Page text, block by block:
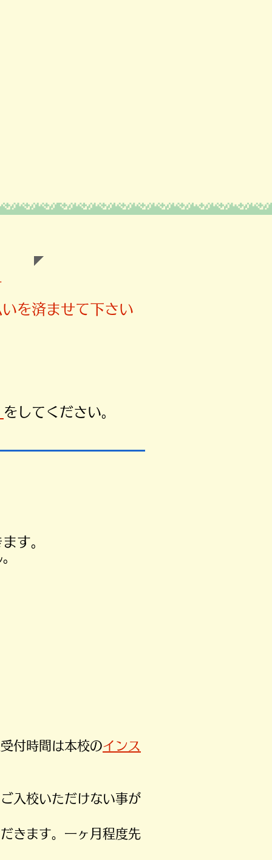
を済ませて下さい
をしてください。
す。
付時間は本校のインス
入校いただけない事が
きます。一ヶ月程度先